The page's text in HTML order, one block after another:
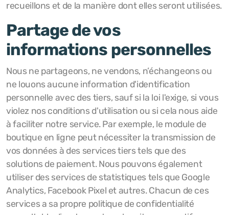
recueillons et de la manière dont elles seront utilisées.
Partage de vos
informations personnelles
Nous ne partageons, ne vendons, n’échangeons ou
ne louons aucune information d'identification
personnelle avec des tiers, sauf si la loi l'exige, si vous
violez nos conditions d'utilisation ou si cela nous aide
à faciliter notre service. Par exemple, le module de
boutique en ligne peut nécessiter la transmission de
vos données à des services tiers tels que des
solutions de paiement. Nous pouvons également
utiliser des services de statistiques tels que Google
Analytics, Facebook Pixel et autres. Chacun de ces
services a sa propre politique de confidentialité